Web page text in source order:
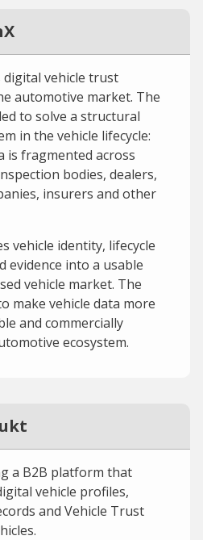
digital vehicle trust
automotive market. The
to solve a structural
in the vehicle lifecycle:
is fragmented across
bodies, dealers,
insurers and other
vehicle identity, lifecycle
evidence into a usable
vehicle market. The
make vehicle data more
and commercially
ecosystem.
a B2B platform that
vehicle profiles,
and Vehicle Trust